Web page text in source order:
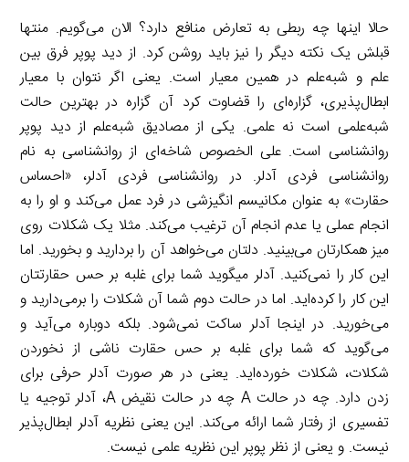
حالا اینها چه ربطی به تعارض منافع دارد؟ الان می‌گویم. منتها
قبلش یک نکته دیگر را نیز باید روشن کرد. از دید پوپر فرق بین
علم و شبه‌علم در همین معیار است. یعنی اگر نتوان با معیار
ابطال‌پذیری، گزاره‌ای را قضاوت کرد آن گزاره در بهترین حالت
شبه‌علمی است نه علمی. یکی از مصادیق شبه‌علم از دید پوپر
روانشناسی است. علی الخصوص شاخه‌ای از روانشناسی به نام
روانشناسی فردی آدلر. در روانشناسی فردی آدلر، «احساس
حقارت» به عنوان مکانیسم انگیزشی در فرد عمل می‌کند و او را به
انجام عملی یا عدم انجام آن ترغیب می‌کند. مثلا یک شکلات روی
میز همکارتان می‌بینید. دلتان می‌خواهد آن را بردارید و بخورید. اما
این کار را نمی‌کنید. آدلر میگوید شما برای غلبه بر حس حقارتتان
این کار را کرده‌اید. اما در حالت دوم شما آن شکلات را برمی‌دارید و
می‌خورید. در اینجا آدلر ساکت نمی‌شود. بلکه دوباره می‌آید و
می‌گوید که شما برای غلبه بر حس حقارت ناشی از نخوردن
شکلات، شکلات خورده‌اید. یعنی در هر صورت آدلر حرفی برای
زدن دارد. چه در حالت A چه در حالت نقیض A، آدلر توجیه یا
تفسیری از رفتار شما ارائه می‌کند. این یعنی نظریه آدلر ابطال‌پذیر
نیست. و یعنی از نظر پوپر این نظریه علمی نیست.